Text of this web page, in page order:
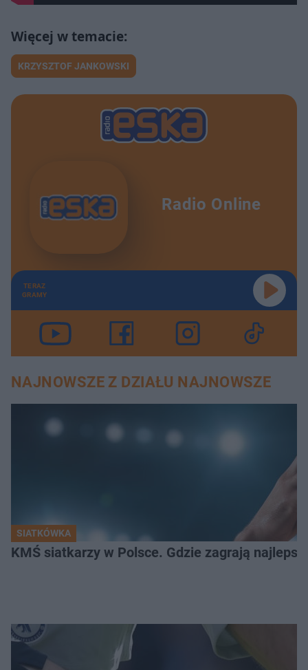
KRZYSZTOF JANKOWSKI
Radio Online
TERAZ
GRAMY
NAJNOWSZE Z DZIAŁU NAJNOWSZE
SIATKÓWKA
KMŚ siatkarzy w Polsce. Gdzie zagrają